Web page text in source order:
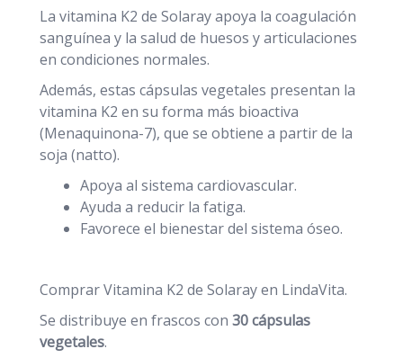
La vitamina K2 de Solaray apoya la coagulación
sanguínea y la salud de huesos y articulaciones
en condiciones normales.
Además, estas cápsulas vegetales presentan la
vitamina K2 en su forma más bioactiva
(Menaquinona-7), que se obtiene a partir de la
soja (natto).
Apoya al sistema cardiovascular.
Ayuda a reducir la fatiga.
Favorece el bienestar del sistema óseo.
Comprar Vitamina K2 de Solaray en LindaVita.
Se distribuye en frascos con 30 cápsulas
vegetales.